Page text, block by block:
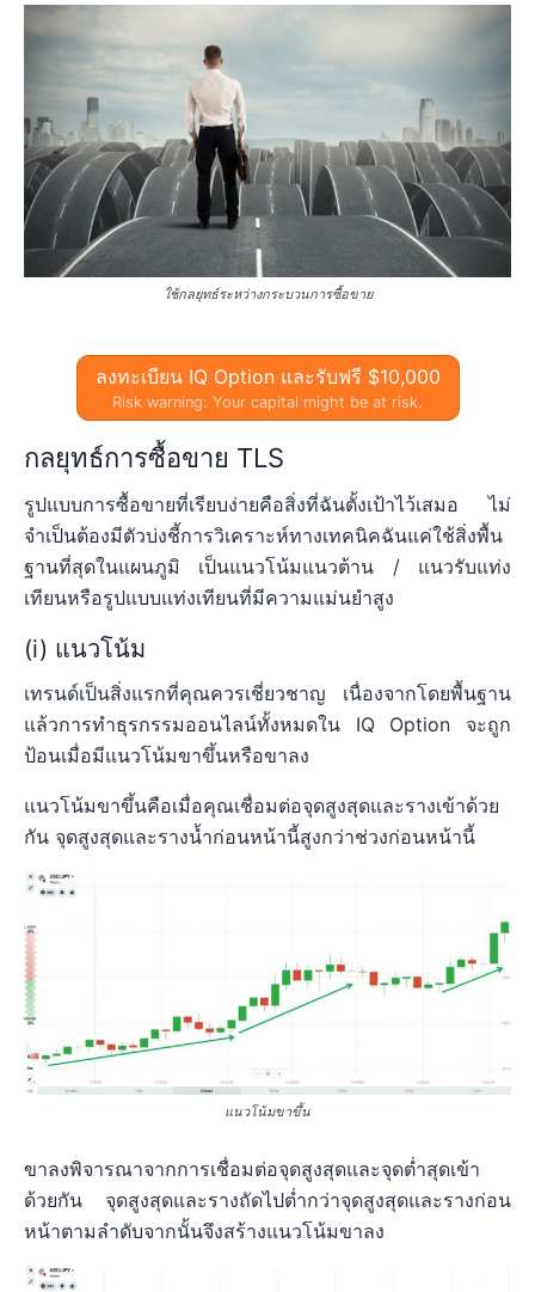
ใช้กลยุทธ์ระหว่างกระบวนการซื้อขาย
ลงทะเบียน IQ Option และรับฟรี $10,000
Risk warning: Your capital might be at risk.
กลยุทธ์การซื้อขาย TLS
รูปแบบการซื้อขายที่เรียบง่ายคือสิ่งที่ฉันตั้งเป้าไว้เสมอ ไม่
จำเป็นต้องมีตัวบ่งชี้การวิเคราะห์ทางเทคนิคฉันแค่ใช้สิ่งพื้น
ฐานที่สุดในแผนภูมิ เป็นแนวโน้มแนวต้าน / แนวรับแท่ง
เทียนหรือรูปแบบแท่งเทียนที่มีความแม่นยำสูง
(i) แนวโน้ม
เทรนด์เป็นสิ่งแรกที่คุณควรเชี่ยวชาญ เนื่องจากโดยพื้นฐาน
แล้วการทำธุรกรรมออนไลน์ทั้งหมดใน IQ Option จะถูก
ป้อนเมื่อมีแนวโน้มขาขึ้นหรือขาลง
แนวโน้มขาขึ้นคือเมื่อคุณเชื่อมต่อจุดสูงสุดและรางเข้าด้วย
กัน จุดสูงสุดและรางน้ำก่อนหน้านี้สูงกว่าช่วงก่อนหน้านี้
แนวโน้มขาขึ้น
ขาลงพิจารณาจากการเชื่อมต่อจุดสูงสุดและจุดต่ำสุดเข้า
ด้วยกัน จุดสูงสุดและรางถัดไปต่ำกว่าจุดสูงสุดและรางก่อน
หน้าตามลำดับจากนั้นจึงสร้างแนวโน้มขาลง